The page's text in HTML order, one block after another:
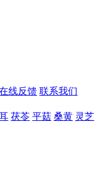
线反馈 联系我们
茯苓 平菇 桑黄 灵芝